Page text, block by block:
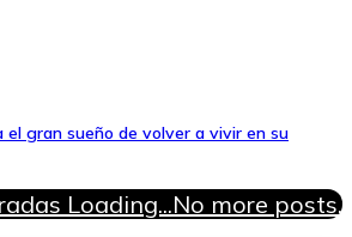
el gran sueño de volver a vivir en su
Loading...No more posts.